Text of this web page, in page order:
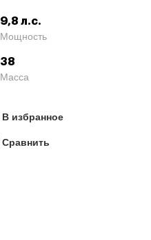
9,8 л.с.
Мощность
38
Масса
В избранное
Сравнить